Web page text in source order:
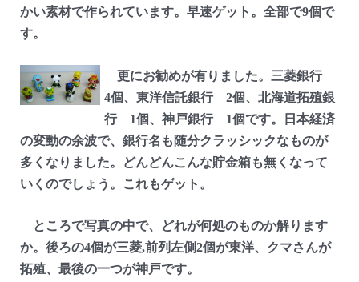
かい素材で作られています。早速ゲット。全部で9個で
す。
更にお勧めが有りました。三菱銀行
4個、東洋信託銀行 2個、北海道拓殖銀
行 1個、神戸銀行 1個です。日本経済
の変動の余波で、銀行名も随分クラッシックなものが
多くなりました。どんどんこんな貯金箱も無くなって
いくのでしょう。これもゲット。
ところで写真の中で、どれが何処のものか解ります
か。後ろの4個が三菱,前列左側2個が東洋、クマさんが
拓殖、最後の一つが神戸です。